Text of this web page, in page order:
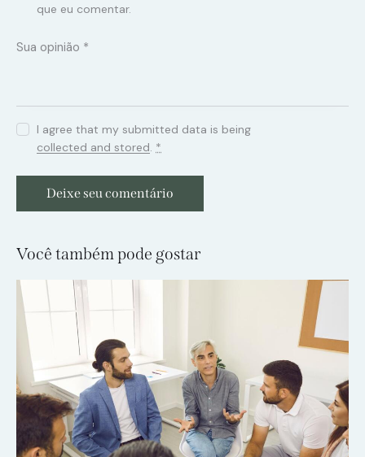
que eu comentar.
I agree that my submitted data is being
collected and stored. *
Você também pode gostar